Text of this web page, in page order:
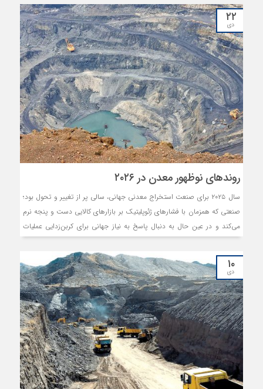
۲۲
دی
روندهای نوظهور معدن در ۲۰۲۶
سال ۲۰۲۵ برای صنعت استخراج معدنی جهانی، سالی پر از تغییر و تحول بود؛
صنعتی که همزمان با فشارهای ژئوپلیتیک بر بازارهای کالایی دست و پنجه نرم
می‌کند و در عین حال به دنبال پاسخ به نیاز جهانی برای کربن‌زدایی عملیات
خود است. کشورهای مختلف، به‌ویژه در غرب، با تمرکز بر مواد معدنی حیاتی
برای گذار انرژی (مانند مس، لیتیوم و عناصر نادر خاکی) در تلاش برای تامین
امنیت زنجیره تامین و کاهش وابستگی به منابع چین هستند.
۱۰
دی